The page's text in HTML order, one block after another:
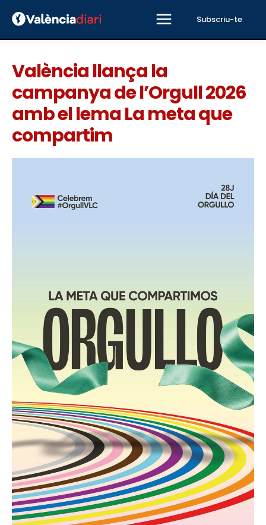
Subscriu-te
València llança la
campanya de l’Orgull 2026
amb el lema La meta que
compartim